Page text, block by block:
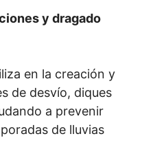
y dragado
en la creación y
de desvío, diques
a prevenir
de lluvias